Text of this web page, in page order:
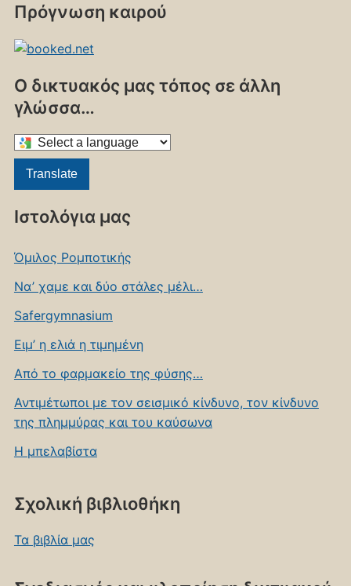
Πρόγνωση καιρού
Ο δικτυακός μας τόπος σε άλλη
γλώσσα…
Select
a
language
translate
page
Translate
Ιστολόγια μας
Όμιλος Ρομποτικής
Να’ χαμε και δύο στάλες μέλι…
Safergymnasium
Ειμ’ η ελιά η τιμημένη
Από το φαρμακείο της φύσης…
Αντιμέτωποι με τον σεισμικό κίνδυνο, τον κίνδυνο
της πλημμύρας και του καύσωνα
Η μπελαβίστα
Σχολική βιβλιοθήκη
Τα βιβλία μας